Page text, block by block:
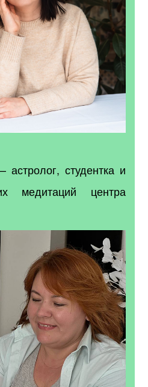
астролог, студентка и
медитаций центра